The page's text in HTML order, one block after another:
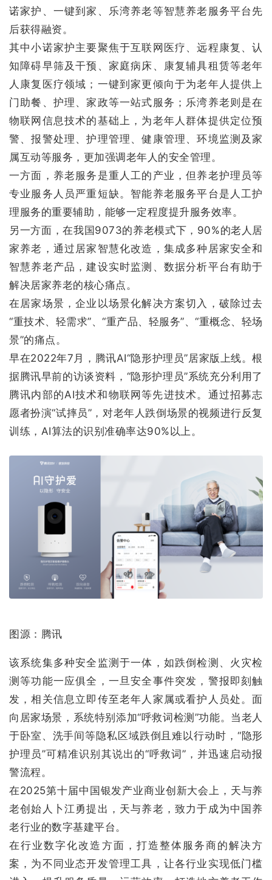
诺家护、一键到家、乐湾养老等智慧养老服务平台先
后获得融资。
其中小诺家护主要聚焦于互联网医疗、远程康复、认
知障碍早筛及干预、家庭病床、康复辅具租赁等老年
人康复医疗领域；一键到家更倾向于为老年人提供上
门助餐、护理、家政等一站式服务；乐湾养老则是在
物联网信息技术的基础上，为老年人群体提供定位预
警、报警处理、护理管理、健康管理、环境监测及家
属互动等服务，更加强调老年人的安全管理。
一方面，养老服务是重人工的产业，但养老护理员等
专业服务人员严重短缺。智能养老服务平台是人工护
理服务的重要辅助，能够一定程度提升服务效率。
另一方面，在我国9073的养老模式下，90%的老人居
家养老，通过居家智慧化改造，集成多种居家安全和
智慧养老产品，建设实时监测、数据分析平台有助于
解决居家养老的核心痛点。
在居家场景，企业以场景化解决方案切入，破除过去
“重技术、轻需求”、“重产品、轻服务”、“重概念、轻场
景”的痛点。
早在2022年7月，腾讯AI“隐形护理员”居家版上线。根
据腾讯早前的访谈资料，“隐形护理员”系统充分利用了
腾讯内部的AI技术和物联网等先进技术。通过招募志
愿者扮演“试摔员”，对老年人跌倒场景的视频进行反复
训练，AI算法的识别准确率达90%以上。
图源：腾讯
该系统集多种安全监测于一体，如跌倒检测、火灾检
测等功能一应俱全，一旦安全事件突发，警报即刻触
发，相关信息立即传至老年人家属或看护人员处。面
向居家场景，系统特别添加“呼救词检测”功能。当老人
于卧室、洗手间等隐私区域跌倒且难以行动时，“隐形
护理员”可精准识别其说出的“呼救词”，并迅速启动报
警流程。
在2025第十届中国银发产业商业创新大会上，天与养
老创始人卜江勇提出，天与养老，致力于成为中国养
老行业的数字基建平台。
在行业数字化改造方面，打造整体服务商的解决方
案，为不同业态开发管理工具，让各行业实现低门槛